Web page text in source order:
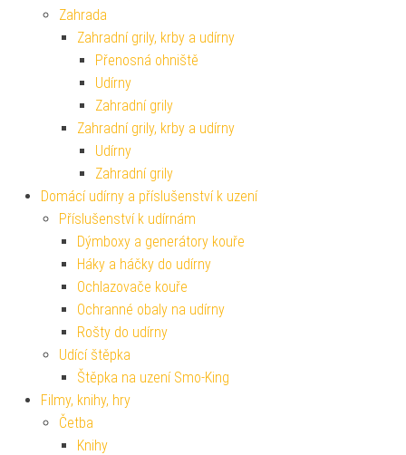
Zahrada
Zahradní grily, krby a udírny
Přenosná ohniště
Udírny
Zahradní grily
Zahradní grily, krby a udírny
Udírny
Zahradní grily
Domácí udírny a příslušenství k uzení
Příslušenství k udírnám
Dýmboxy a generátory kouře
Háky a háčky do udírny
Ochlazovače kouře
Ochranné obaly na udírny
Rošty do udírny
Udící štěpka
Štěpka na uzení Smo-King
Filmy, knihy, hry
Četba
Knihy